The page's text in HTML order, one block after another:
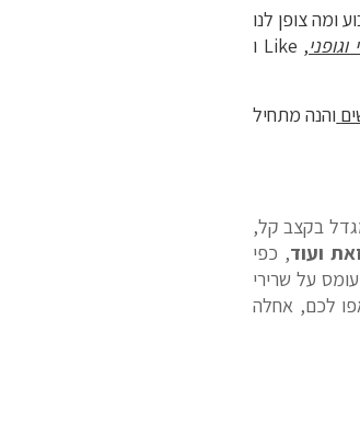
ומה צופן לנו
, Like ו
והנה מתחיל
בקצב קל,
ועוד, כפי
על שרירי
לכם, אחלה